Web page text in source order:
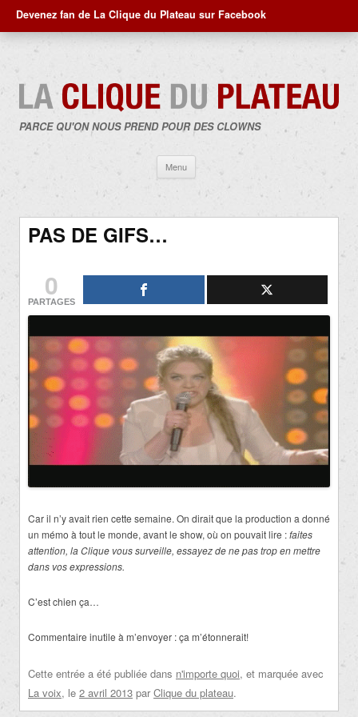
Devenez fan de La Clique du Plateau sur Facebook
PARCE QU'ON NOUS PREND POUR DES CLOWNS
Menu
contenu
PAS DE GIFS…
0
PARTAGES
Car il n’y avait rien cette semaine. On dirait que la production a donné
un mémo à tout le monde, avant le show, où on pouvait lire :faites
attention, la Clique vous surveille, essayez de ne pas trop en mettre
dans vos expressions.
C’est chien ça…
Commentaire inutile à m’envoyer : ça m’étonnerait!
Cette entrée a été publiée dans n'importe quoi, et marquée avec
La voix, le 2 avril 2013 par Clique du plateau.